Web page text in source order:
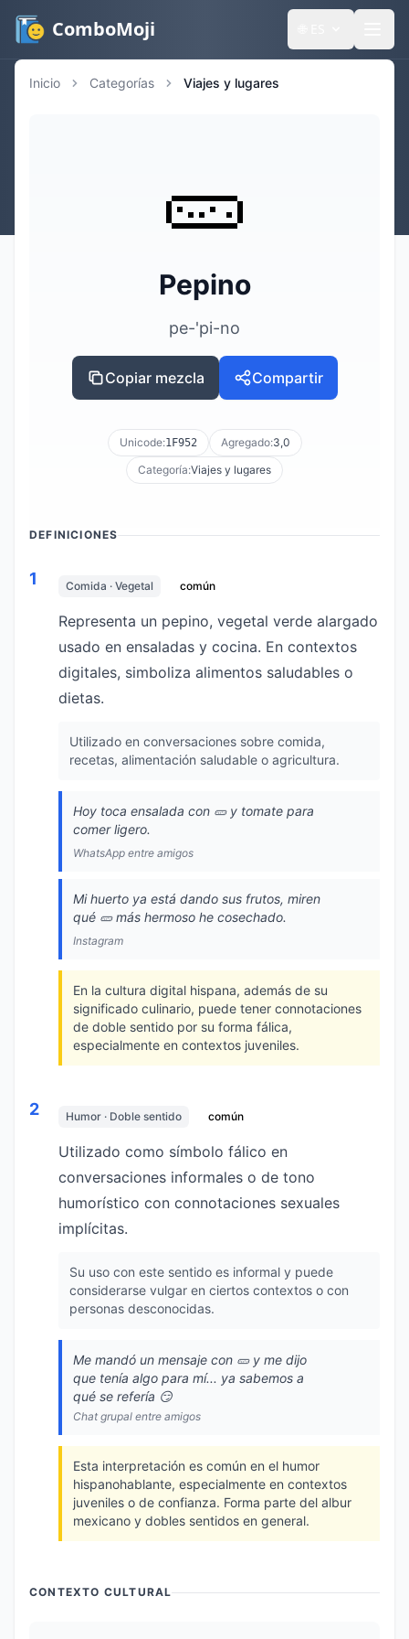
ComboMoji
Inicio Categorías Viajes y lugares
🥒
Pepino
pe-'pi-no
Copiar mezcla Compartir
Unicode:1F952 Agregado:3,0
Categoría:Viajes y lugares
DEFINICIONES
1 Comida · Vegetal común
Representa un pepino, vegetal verde alargado
usado en ensaladas y cocina. En contextos
digitales, simboliza alimentos saludables o
dietas.
Utilizado en conversaciones sobre comida,
recetas, alimentación saludable o agricultura.
Hoy toca ensalada con 🥒 y tomate para
comer ligero.
WhatsApp entre amigos
Mi huerto ya está dando sus frutos, miren
qué 🥒 más hermoso he cosechado.
Instagram
En la cultura digital hispana, además de su
significado culinario, puede tener connotaciones
de doble sentido por su forma fálica,
especialmente en contextos juveniles.
2 Humor · Doble sentido común
Utilizado como símbolo fálico en
conversaciones informales o de tono
humorístico con connotaciones sexuales
implícitas.
Su uso con este sentido es informal y puede
considerarse vulgar en ciertos contextos o con
personas desconocidas.
Me mandó un mensaje con 🥒 y me dijo
que tenía algo para mí... ya sabemos a
qué se refería 😏
Chat grupal entre amigos
Esta interpretación es común en el humor
hispanohablante, especialmente en contextos
juveniles o de confianza. Forma parte del albur
mexicano y dobles sentidos en general.
CONTEXTO CULTURAL